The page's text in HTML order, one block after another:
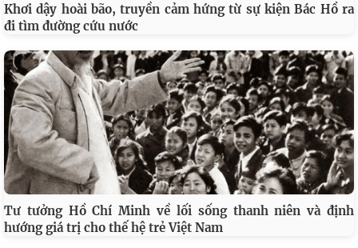
Khơi dậy hoài bão, truyền cảm hứng từ sự kiện Bác Hồ ra
đi tìm đường cứu nước
Tư tưởng Hồ Chí Minh về lối sống thanh niên và định
hướng giá trị cho thế hệ trẻ Việt Nam